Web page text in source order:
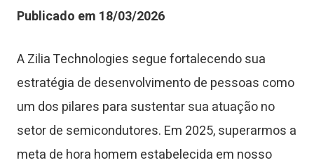
Publicado em 18/03/2026
A Zilia Technologies segue fortalecendo sua
estratégia de desenvolvimento de pessoas como
um dos pilares para sustentar sua atuação no
setor de semicondutores. Em 2025, superarmos a
meta de hora homem estabelecida em nosso